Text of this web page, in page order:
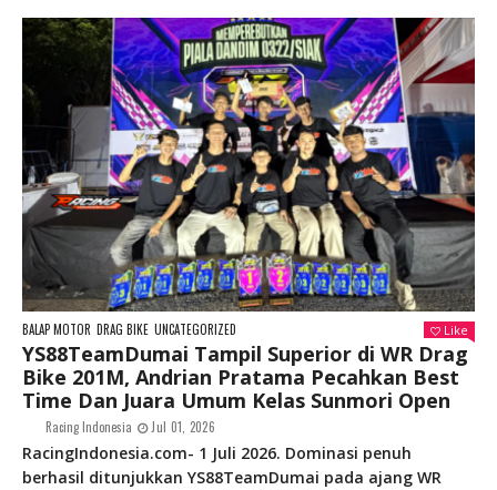
BALAP MOTOR DRAG BIKE UNCATEGORIZED Like
YS88TeamDumai Tampil Superior di WR Drag
Bike 201M, Andrian Pratama Pecahkan Best
Time Dan Juara Umum Kelas Sunmori Open
Racing Indonesia Jul 01, 2026
RacingIndonesia.com- 1 Juli 2026. Dominasi penuh
berhasil ditunjukkan YS88TeamDumai pada ajang WR